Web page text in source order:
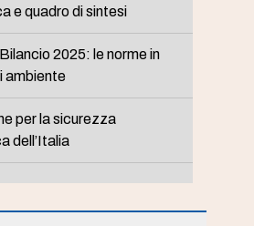
e quadro di sintesi
2025: le norme in
ambiente
per la sicurezza
dell’Italia